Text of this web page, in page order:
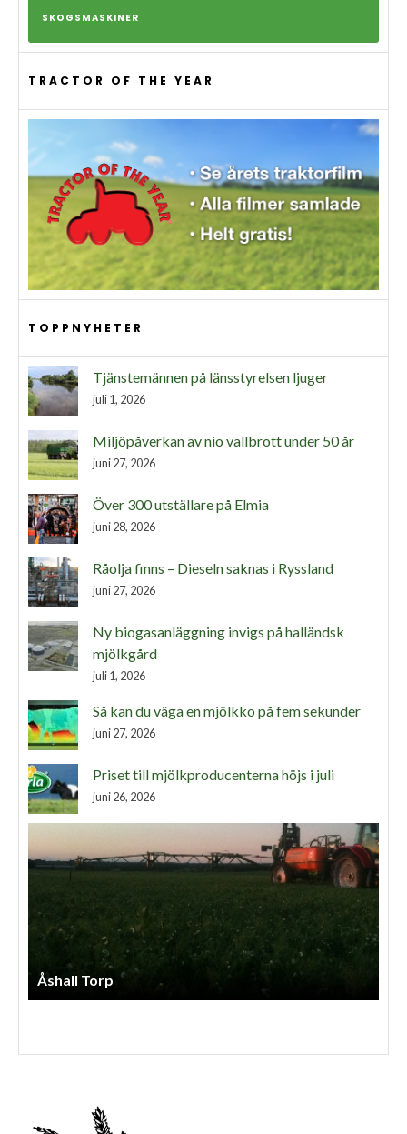
SKOGSMASKINER
TRACTOR OF THE YEAR
TOPPNYHETER
Tjänstemännen på länsstyrelsen ljuger
juli 1, 2026
Miljöpåverkan av nio vallbrott under 50 år
juni 27, 2026
Över 300 utställare på Elmia
juni 28, 2026
Råolja finns – Dieseln saknas i Ryssland
juni 27, 2026
Ny biogasanläggning invigs på halländsk
mjölkgård
juli 1, 2026
Så kan du väga en mjölkko på fem sekunder
juni 27, 2026
Priset till mjölkproducenterna höjs i juli
juni 26, 2026
Ss Lantbruksentreprenad AB